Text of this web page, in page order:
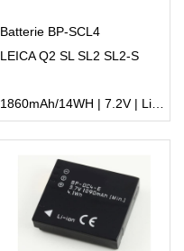
Batterie BP-SCL4
LEICA Q2 SL SL2 SL2-S
1860mAh/14WH | 7.2V | Li-ion ...